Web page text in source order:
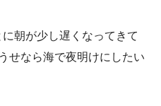
朝が少し遅くなってきて
せなら海で夜明けにしたい